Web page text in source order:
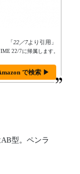
「22／7より引用」
22/7に帰属します。
で検索 ▶
型。ペンラ